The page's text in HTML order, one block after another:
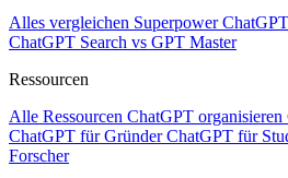
Alles vergleichen Superpower ChatGPT
ChatGPT Search vs GPT Master
Ressourcen
Alle Ressourcen ChatGPT organisieren
ChatGPT für GründerChatGPT für
Forscher